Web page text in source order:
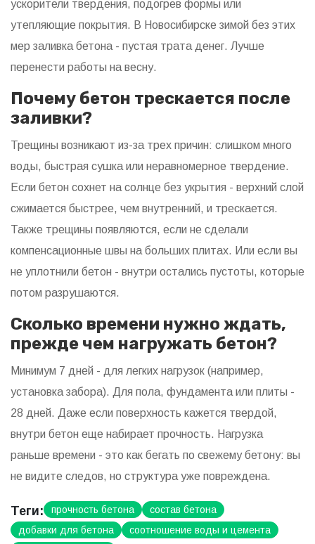
ускорители твердения, подогрев формы или
утепляющие покрытия. В Новосибирске зимой без этих
мер заливка бетона - пустая трата денег. Лучше
перенести работы на весну.
Почему бетон трескается после
заливки?
Трещины возникают из-за трех причин: слишком много
воды, быстрая сушка или неравномерное твердение.
Если бетон сохнет на солнце без укрытия - верхний слой
сжимается быстрее, чем внутренний, и трескается.
Также трещины появляются, если не сделали
компенсационные швы на больших плитах. Или если вы
не уплотнили бетон - внутри остались пустоты, которые
потом разрушаются.
Сколько времени нужно ждать,
прежде чем нагружать бетон?
Минимум 7 дней - для легких нагрузок (например,
установка забора). Для пола, фундамента или плиты -
28 дней. Даже если поверхность кажется твердой,
внутри бетон еще набирает прочность. Нагрузка
раньше времени - это как бегать по свежему бетону: вы
не видите следов, но структура уже повреждена.
Теги: прочность бетона
состав бетона
добавки для бетона
соотношение воды и цемента